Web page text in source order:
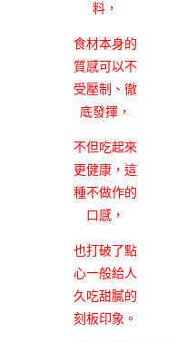
料，
食材本身的
質感可以不
受壓制、徹
底發揮，
不但吃起來
更健康，這
種不做作的
口感，
也打破了點
心一般給人
久吃甜膩的
刻板印象。